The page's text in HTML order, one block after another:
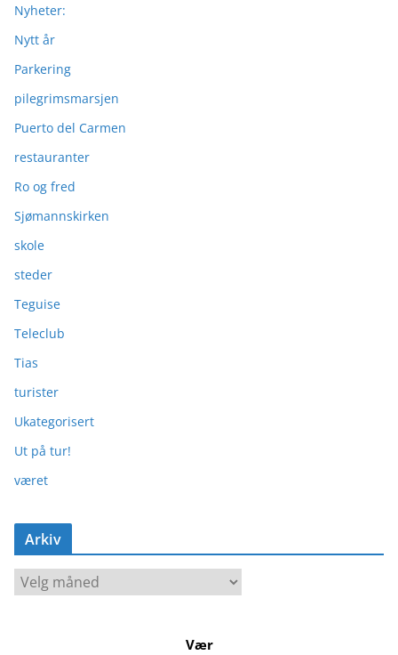
Nyheter:
Nytt år
Parkering
pilegrimsmarsjen
Puerto del Carmen
restauranter
Ro og fred
Sjømannskirken
skole
steder
Teguise
Teleclub
Tias
turister
Ukategorisert
Ut på tur!
været
Arkiv
A
r
Vær